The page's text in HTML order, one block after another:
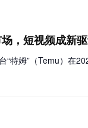
，短视频成新
姆”（Temu）在